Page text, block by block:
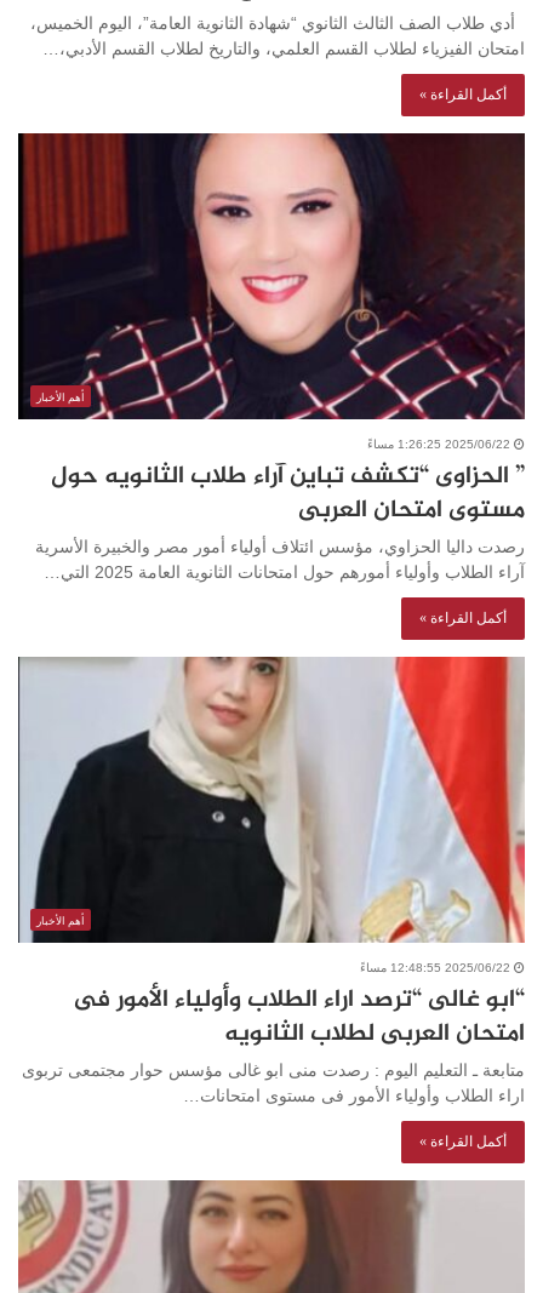
أدي طلاب الصف الثالث الثانوي “شهادة الثانوية العامة”، اليوم الخميس،
امتحان الفيزياء لطلاب القسم العلمي، والتاريخ لطلاب القسم الأدبي،…
أكمل القراءة »
أهم الأخبار
2025/06/22 1:26:25 مساءً
” الحزاوى “تكشف تباين آراء طلاب الثانويه حول
مستوى امتحان العربى
رصدت داليا الحزاوي، مؤسس ائتلاف أولياء أمور مصر والخبيرة الأسرية
آراء الطلاب وأولياء أمورهم حول امتحانات الثانوية العامة 2025 التي…
أكمل القراءة »
أهم الأخبار
2025/06/22 12:48:55 مساءً
“ابو غالى “ترصد اراء الطلاب وأولياء الأمور فى
امتحان العربى لطلاب الثانويه
متابعة ـ التعليم اليوم : رصدت منى ابو غالى مؤسس حوار مجتمعى تربوى
اراء الطلاب وأولياء الأمور فى مستوى امتحانات…
أكمل القراءة »